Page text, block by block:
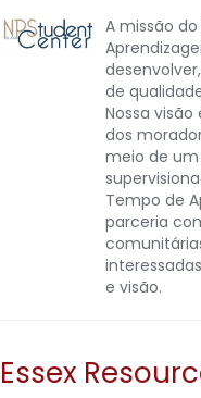
A missão
de
Nossa
dos
meio de
Tempo de
parceria
e visão.
Essex